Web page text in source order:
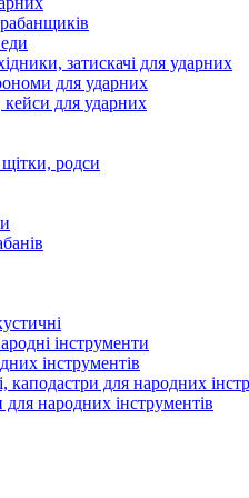
затискачі для ударних
для ударних
для ударних
родси
інструменти
інструментів
каподастри для народних
для народних інструментів